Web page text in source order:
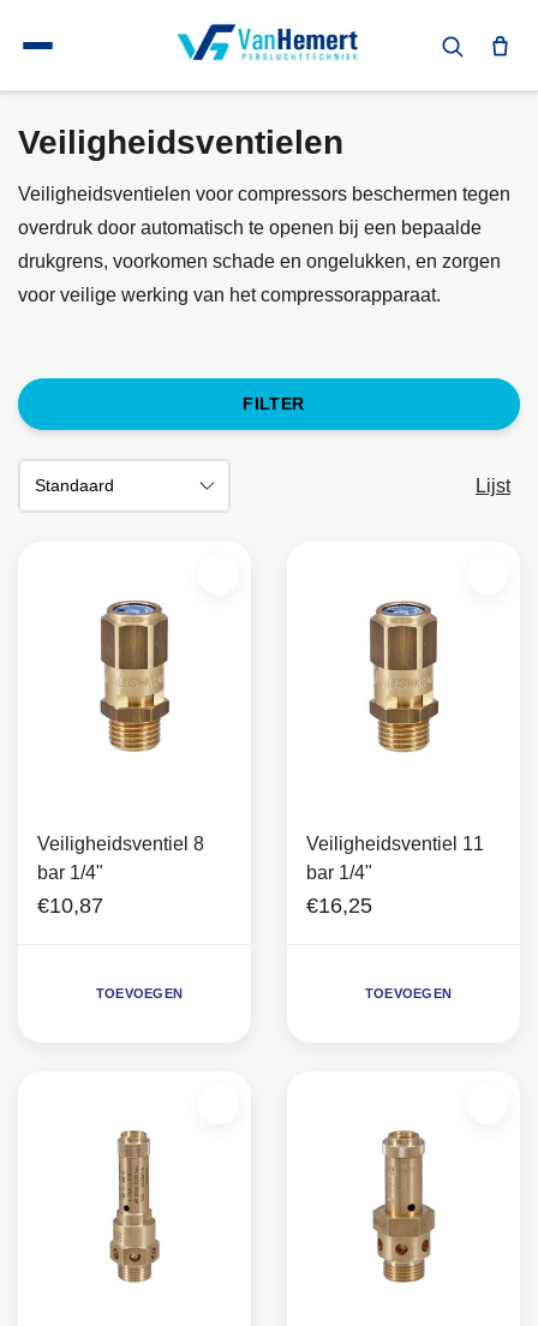
Terug naar home
Zuigercompressor onderdelen
Veiligheidsventielen
Veiligheidsventielen voor compressors beschermen tegen
overdruk door automatisch te openen bij een bepaalde
drukgrens, voorkomen schade en ongelukken, en zorgen
voor veilige werking van het compressorapparaat.
FILTER
Lijst
Veiligheidsventiel 8
bar 1/4"
€10,87
TOEVOEGEN
Veiligheidsventiel 11
bar 1/4"
€16,25
TOEVOEGEN